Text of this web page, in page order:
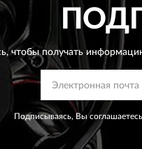
чтобы получать
Подписываясь, Вы